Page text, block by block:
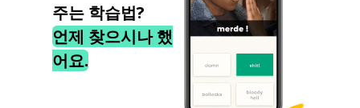
주는 학습법?
언제 찾으시나 했
어요.